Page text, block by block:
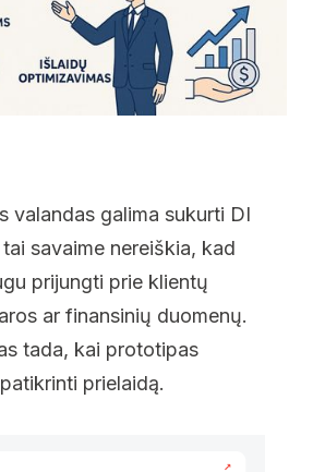
valandas galima sukurti DI
savaime nereiškia, kad
prijungti prie klientų
ar finansinių duomenų.
tada, kai prototipas
prielaidą.